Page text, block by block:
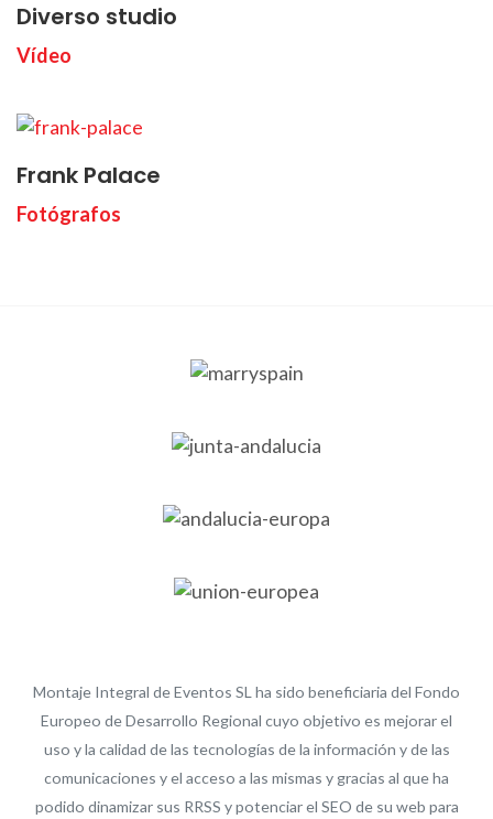
Diverso studio
Vídeo
Frank Palace
Fotógrafos
Montaje Integral de Eventos SL ha sido beneficiaria del Fondo
Europeo de Desarrollo Regional cuyo objetivo es mejorar el
uso y la calidad de las tecnologías de la información y de las
comunicaciones y el acceso a las mismas y gracias al que ha
podido dinamizar sus RRSS y potenciar el SEO de su web para